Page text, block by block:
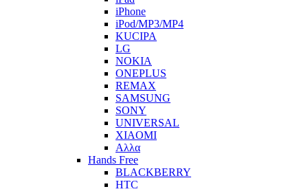
iPhone
iPod/MP3/MP4
KUCIPA
LG
NOKIA
ONEPLUS
REMAX
SAMSUNG
SONY
UNIVERSAL
XIAOMI
Αλλα
Hands Free
BLACKBERRY
HTC